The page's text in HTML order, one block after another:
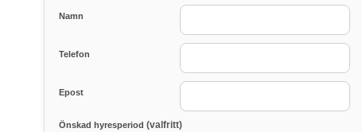
Namn
Telefon
Epost
Önskad hyresperiod (valfritt)